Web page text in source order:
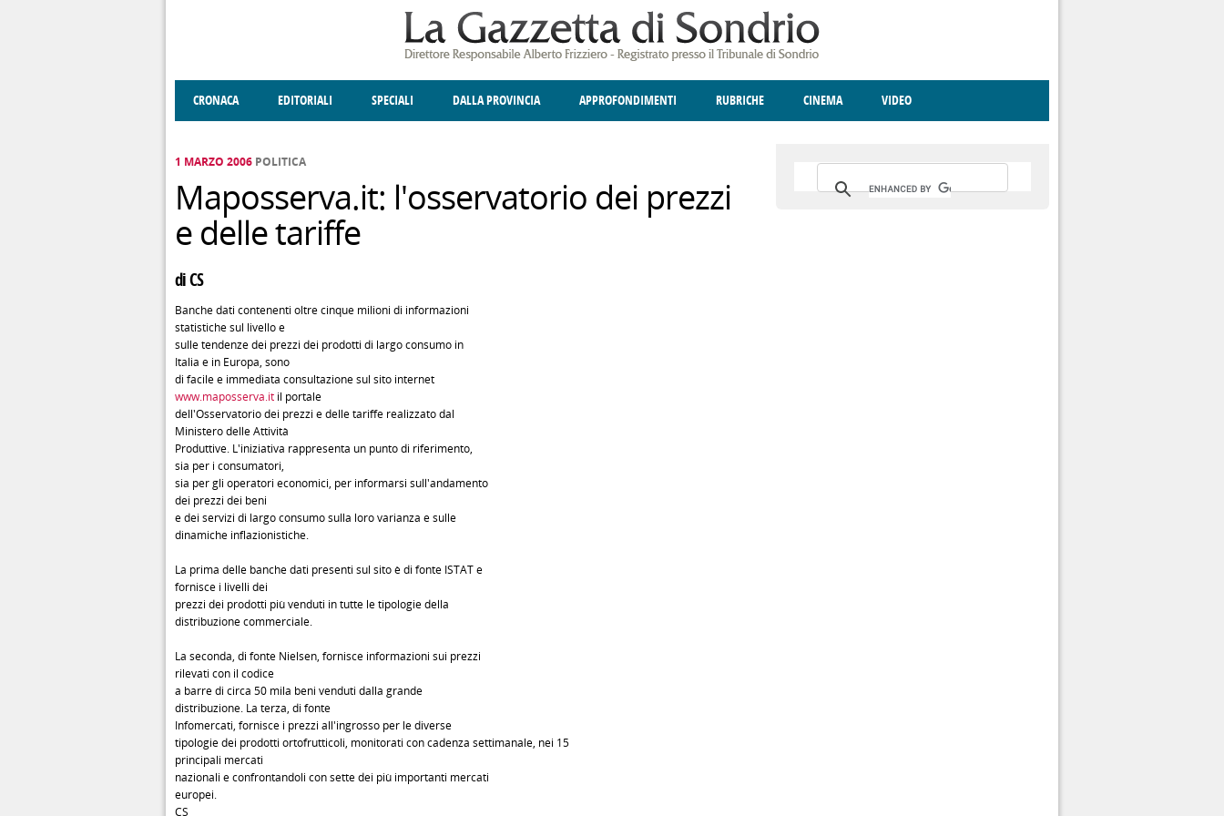
CRONACA EDITORIALI SPECIALI DALLA PROVINCIA APPROFONDIMENTI RUBRICHE CINEMA VIDEO
1 MARZO 2006 POLITICA
Maposserva.it: l'osservatorio dei prezzi
e delle tariffe
di CS
Banche dati contenenti oltre cinque milioni di informazioni
statistiche sul livello e
sulle tendenze dei prezzi dei prodotti di largo consumo in
Italia e in Europa, sono
di facile e immediata consultazione sul sito internet
www.maposserva.it il portale
dell'Osservatorio dei prezzi e delle tariffe realizzato dal
Ministero delle Attività
Produttive. L'iniziativa rappresenta un punto di riferimento,
sia per i consumatori,
sia per gli operatori economici, per informarsi sull'andamento
dei prezzi dei beni
e dei servizi di largo consumo sulla loro varianza e sulle
dinamiche inflazionistiche.
La prima delle banche dati presenti sul sito è di fonte ISTAT e
fornisce i livelli dei
prezzi dei prodotti più venduti in tutte le tipologie della
distribuzione commerciale.
La seconda, di fonte Nielsen, fornisce informazioni sui prezzi
rilevati con il codice
a barre di circa 50 mila beni venduti dalla grande
distribuzione. La terza, di fonte
Infomercati, fornisce i prezzi all'ingrosso per le diverse
tipologie dei prodotti ortofrutticoli, monitorati con cadenza settimanale, nei 15
principali mercati
nazionali e confrontandoli con sette dei più importanti mercati
europei.
CS